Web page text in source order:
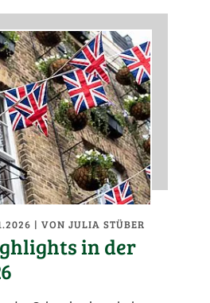
|VON JULIA STÜBER
in der